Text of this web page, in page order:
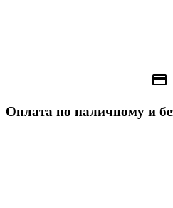
payment
Оплата по наличному и